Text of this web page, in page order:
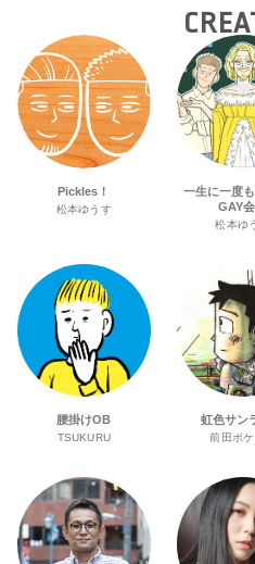
Pickles！
松本ゆうす
一生に一度
GAY
松本ゆ
腰掛けOB
TSUKURU
虹色サン
前田ポケ